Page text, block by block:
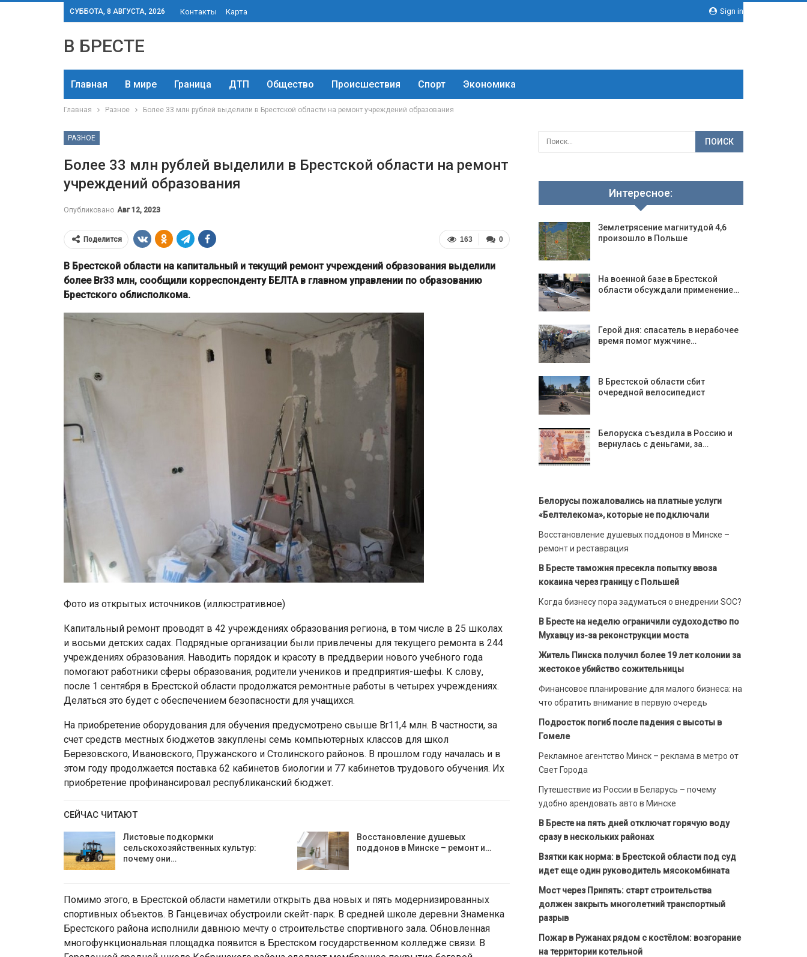
Sign in
СУББОТА, 8 АВГУСТА, 2026 Контакты Карта
В БРЕСТЕ
Главная В мире Граница ДТП Общество Происшествия Спорт Экономика
Главная Разное Более 33 млн рублей выделили в Брестской области на ремонт учреждений образования
РАЗНОЕ
Более 33 млн рублей выделили в Брестской области на ремонт
учреждений образования
Опубликовано Авг 12, 2023
0
163
Поделится
В Брестской области на капитальный и текущий ремонт учреждений образования выделили
более Br33 млн, сообщили корреспонденту БЕЛТА в главном управлении по образованию
Брестского облисполкома.
Фото из открытых источников (иллюстративное)
Капитальный ремонт проводят в 42 учреждениях образования региона, в том числе в 25 школах
и восьми детских садах. Подрядные организации были привлечены для текущего ремонта в 244
учреждениях образования. Наводить порядок и красоту в преддверии нового учебного года
помогают работники сферы образования, родители учеников и предприятия-шефы. К слову,
после 1 сентября в Брестской области продолжатся ремонтные работы в четырех учреждениях.
Делаться это будет с обеспечением безопасности для учащихся.
На приобретение оборудования для обучения предусмотрено свыше Br11,4 млн. В частности, за
счет средств местных бюджетов закуплены семь компьютерных классов для школ
Березовского, Ивановского, Пружанского и Столинского районов. В прошлом году началась и в
этом году продолжается поставка 62 кабинетов биологии и 77 кабинетов трудового обучения. Их
приобретение профинансировал республиканский бюджет.
СЕЙЧАС ЧИТАЮТ
Листовые подкормки
сельскохозяйственных культур:
почему они…
Восстановление душевых
поддонов в Минске – ремонт и…
Помимо этого, в Брестской области наметили открыть два новых и пять модернизированных
спортивных объектов. В Ганцевичах обустроили скейт-парк. В средней школе деревни Знаменка
Брестского района исполнили давнюю мечту о строительстве спортивного зала. Обновленная
многофункциональная площадка появится в Брестском государственном колледже связи. В
Интересное:
Землетрясение магнитудой 4,6
произошло в Польше
На военной базе в Брестской
области обсуждали применение…
Герой дня: спасатель в нерабочее
время помог мужчине…
В Брестской области сбит
очередной велосипедист
Белоруска съездила в Россию и
вернулась с деньгами, за…
Белорусы пожаловались на платные услуги
«Белтелекома», которые не подключали
Восстановление душевых поддонов в Минске –
ремонт и реставрация
В Бресте таможня пресекла попытку ввоза
кокаина через границу с Польшей
Когда бизнесу пора задуматься о внедрении SOC?
В Бресте на неделю ограничили судоходство по
Мухавцу из-за реконструкции моста
Житель Пинска получил более 19 лет колонии за
жестокое убийство сожительницы
Финансовое планирование для малого бизнеса: на
что обратить внимание в первую очередь
Подросток погиб после падения с высоты в
Гомеле
Рекламное агентство Минск – реклама в метро от
Свет Города
Путешествие из России в Беларусь – почему
удобно арендовать авто в Минске
В Бресте на пять дней отключат горячую воду
сразу в нескольких районах
Взятки как норма: в Брестской области под суд
идет еще один руководитель мясокомбината
Мост через Припять: старт строительства
должен закрыть многолетний транспортный
разрыв
Пожар в Ружанах рядом с костёлом: возгорание
на территории котельной